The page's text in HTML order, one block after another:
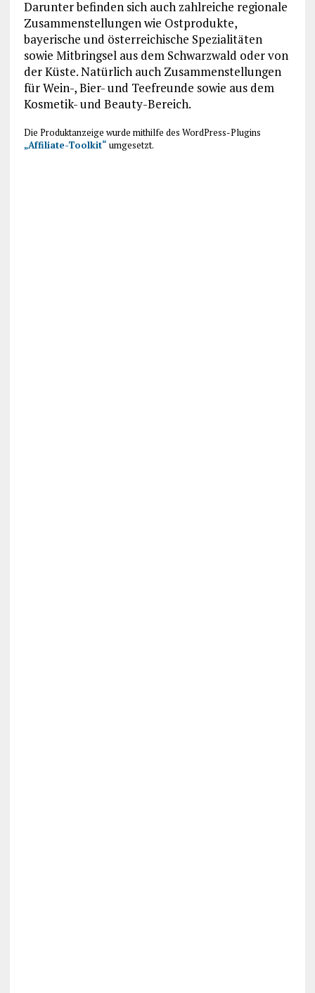
Darunter befinden sich auch zahlreiche regionale
Zusammenstellungen wie Ostprodukte,
bayerische und österreichische Spezialitäten
sowie Mitbringsel aus dem Schwarzwald oder von
der Küste. Natürlich auch Zusammenstellungen
für Wein-, Bier- und Teefreunde sowie aus dem
Kosmetik- und Beauty-Bereich.
Die Produktanzeige wurde mithilfe des WordPress-Plugins
„Affiliate-Toolkit“ umgesetzt.